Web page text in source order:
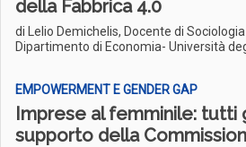
della Fabbrica 4.0
di Lelio Demichelis, Docente di
Dipartimento di Economia- Università
EMPOWERMENT E GENDER GAP
Imprese al femminile: tutti
supporto della